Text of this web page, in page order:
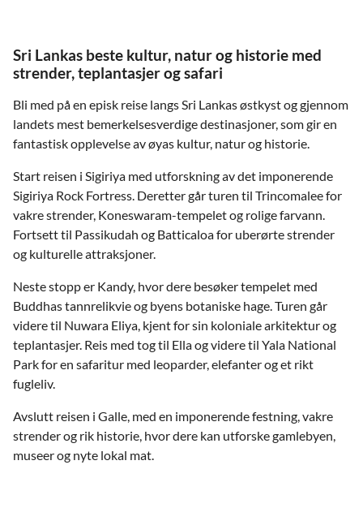
Sri Lankas beste kultur, natur og historie med
strender, teplantasjer og safari
Bli med på en episk reise langs Sri Lankas østkyst og gjennom
landets mest bemerkelsesverdige destinasjoner, som gir en
fantastisk opplevelse av øyas kultur, natur og historie.
Start reisen i Sigiriya med utforskning av det imponerende
Sigiriya Rock Fortress. Deretter går turen til Trincomalee for
vakre strender, Koneswaram-tempelet og rolige farvann.
Fortsett til Passikudah og Batticaloa for uberørte strender
og kulturelle attraksjoner.
Neste stopp er Kandy, hvor dere besøker tempelet med
Buddhas tannrelikvie og byens botaniske hage. Turen går
videre til Nuwara Eliya, kjent for sin koloniale arkitektur og
teplantasjer. Reis med tog til Ella og videre til Yala National
Park for en safaritur med leoparder, elefanter og et rikt
fugleliv.
Avslutt reisen i Galle, med en imponerende festning, vakre
strender og rik historie, hvor dere kan utforske gamlebyen,
museer og nyte lokal mat.